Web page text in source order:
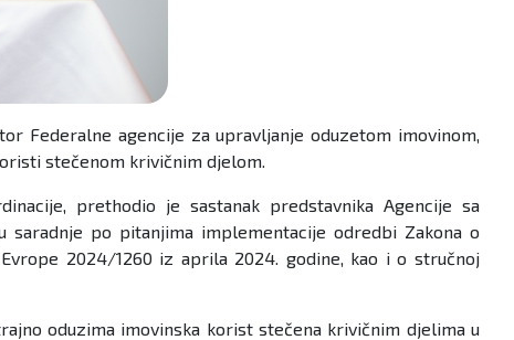
Federalne agencije za upravljanje oduzetom imovinom,
stečenom krivičnim djelom.
prethodio je sastanak predstavnika Agencije sa
saradnje po pitanjima implementacije odredbi Zakona o
2024/1260 iz aprila 2024. godine, kao i o stručnoj
oduzima imovinska korist stečena krivičnim djelima u